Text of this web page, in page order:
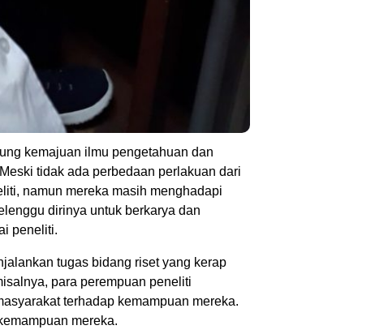
kemajuan ilmu pengetahuan dan
tidak ada perbedaan perlakuan dari
namun mereka masih menghadapi
dirinya untuk berkarya dan
peneliti.
tugas bidang riset yang kerap
para perempuan peneliti
terhadap kemampuan mereka.
mereka.